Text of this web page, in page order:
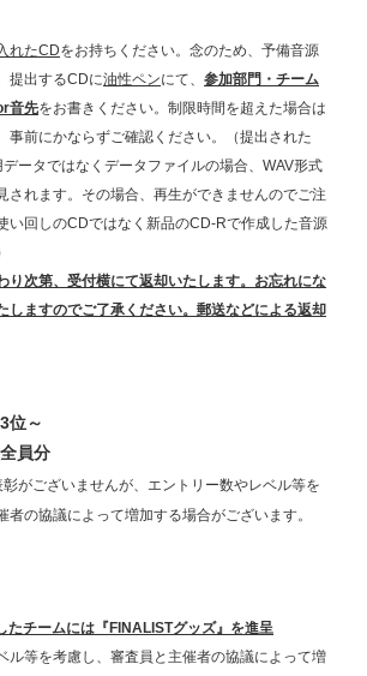
れたCDをお持ちください。念のため、予備音源
提出するCDに油性ペンにて、 参加部門・チーム
音先をお書きください。制限時間を超えた場合は
事前にかならずご確認ください。（提出された
ータではなくデータファイルの場合、WAV形式
されます。その場合、再生ができませんのでご注
い回しのCDではなく新品のCD-Rで作成した音源
り次第、受付横にて返却いたします。お忘れにな
しますのでご了承ください。郵送などによる返却
位～
員分
がございませんが、 エントリー数やレベル等を
者の協議によって増加する場合がございます。
たチームには『FINALISTグッズ』を進呈
ル等を考慮し、審査員と主催者の協議によって増